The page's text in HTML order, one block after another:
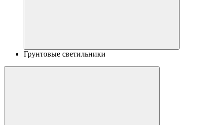
Грунтовые светильники